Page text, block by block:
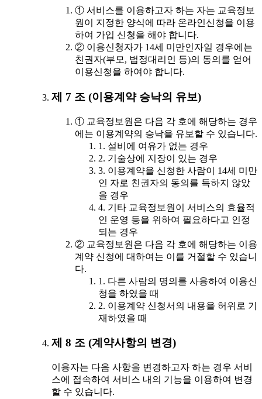
① 서비스를 이용하고자 하는 자는 교육정보
원이 지정한 양식에 따라 온라인신청을 이용
하여 가입 신청을 해야 합니다.
② 이용신청자가 14세 미만인자일 경우에는
친권자(부모, 법정대리인 등)의 동의를 얻어
이용신청을 하여야 합니다.
제 7 조 (이용계약 승낙의 유보)
① 교육정보원은 다음 각 호에 해당하는 경우
에는 이용계약의 승낙을 유보할 수 있습니다.
1. 설비에 여유가 없는 경우
2. 기술상에 지장이 있는 경우
3. 이용계약을 신청한 사람이 14세 미만
인 자로 친권자의 동의를 득하지 않았
을 경우
4. 기타 교육정보원이 서비스의 효율적
인 운영 등을 위하여 필요하다고 인정
되는 경우
② 교육정보원은 다음 각 호에 해당하는 이용
계약 신청에 대하여는 이를 거절할 수 있습니
다.
1. 다른 사람의 명의를 사용하여 이용신
청을 하였을 때
2. 이용계약 신청서의 내용을 허위로 기
재하였을 때
제 8 조 (계약사항의 변경)
이용자는 다음 사항을 변경하고자 하는 경우 서비
스에 접속하여 서비스 내의 기능을 이용하여 변경
할 수 있습니다.